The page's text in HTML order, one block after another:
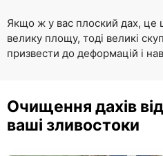
Якщо ж у вас плоский дах, це
велику площу, тоді великі
призвести до деформацій і
Очищення дахів
ваші зливостоки